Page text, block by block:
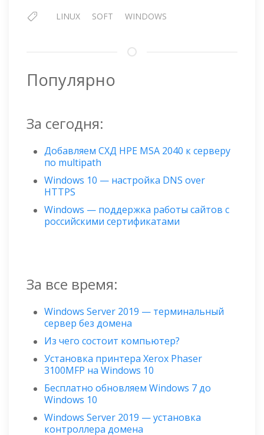
LINUX SOFT WINDOWS
Популярно
За сегодня:
Добавляем СХД HPE MSA 2040 к серверу
по multipath
Windows 10 — настройка DNS over
HTTPS
Windows — поддержка работы сайтов с
российскими сертификатами
За все время:
Windows Server 2019 — терминальный
сервер без домена
Из чего состоит компьютер?
Установка принтера Xerox Phaser
3100MFP на Windows 10
Бесплатно обновляем Windows 7 до
Windows 10
Windows Server 2019 — установка
контроллера домена